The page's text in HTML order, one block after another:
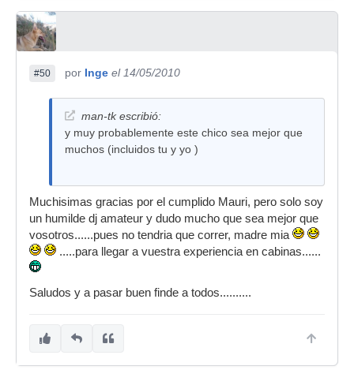
#50 por Inge el 14/05/2010
man-tk escribió:
y muy probablemente este chico sea mejor que
muchos (incluidos tu y yo )
Muchisimas gracias por el cumplido Mauri, pero solo soy
un humilde dj amateur y dudo mucho que sea mejor que
vosotros......pues no tendria que correr, madre mia
.....para llegar a vuestra experiencia en cabinas......
Saludos y a pasar buen finde a todos..........